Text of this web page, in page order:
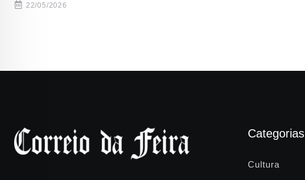
22/05/2026
Categorias
Cultura